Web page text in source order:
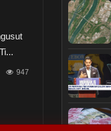
947